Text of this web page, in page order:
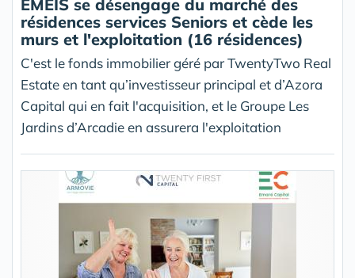
EMEIS se désengage du marché des
résidences services Seniors et cède les
murs et l'exploitation (16 résidences)
C'est le fonds immobilier géré par TwentyTwo Real
Estate en tant qu’investisseur principal et d’Azora
Capital qui en fait l'acquisition, et le Groupe Les
Jardins d’Arcadie en assurera l'exploitation